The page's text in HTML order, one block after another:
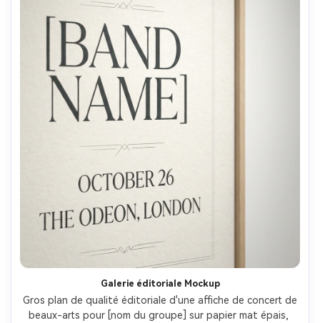
Galerie éditoriale Mockup
Gros plan de qualité éditoriale d'une affiche de concert de
beaux-arts pour [nom du groupe] sur papier mat épais,